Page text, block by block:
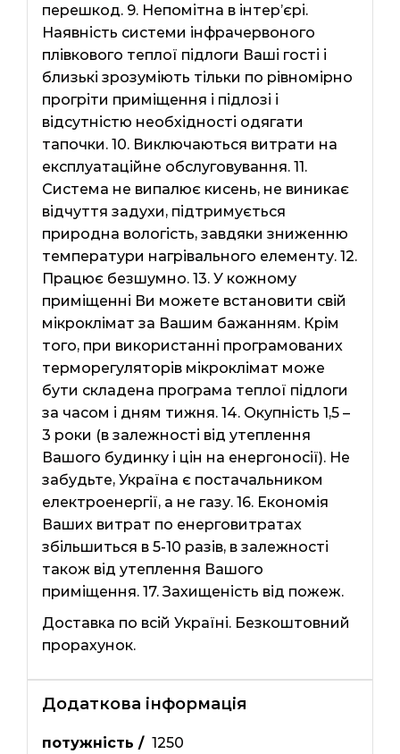
перешкод. 9. Непомітна в інтер’єрі.
Наявність системи інфрачервоного
плівкового теплої підлоги Ваші гості і
близькі зрозуміють тільки по рівномірно
прогріти приміщення і підлозі і
відсутністю необхідності одягати
тапочки. 10. Виключаються витрати на
експлуатаційне обслуговування. 11.
Система не випалює кисень, не виникає
відчуття задухи, підтримується
природна вологість, завдяки зниженню
температури нагрівального елементу. 12.
Працює безшумно. 13. У кожному
приміщенні Ви можете встановити свій
мікроклімат за Вашим бажанням. Крім
того, при використанні програмованих
терморегуляторів мікроклімат може
бути складена програма теплої підлоги
за часом і дням тижня. 14. Окупність 1,5 –
3 роки (в залежності від утеплення
Вашого будинку і цін на енергоносії). Не
забудьте, Україна є постачальником
електроенергії, а не газу. 16. Економія
Ваших витрат по енерговитратах
збільшиться в 5-10 разів, в залежності
також від утеплення Вашого
приміщення. 17. Захищеність від пожеж.
Доставка по всій Україні. Безкоштовний
прорахунок.
Додаткова інформація
потужність / 1250